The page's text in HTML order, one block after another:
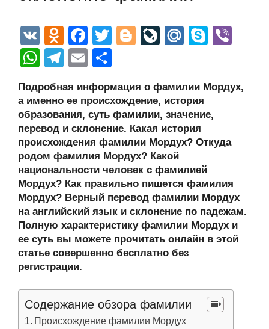
V
K
O
d
n
o
kl
a
ss
ni
ki
F
a
c
e
b
o
o
k
T
er
Bl
g
er
Li
J
o
ur
n
al
M
u
S
e
W
at
s
A
p
p
T
e
gr
a
m
E
ail р
а
в
и
ть
Подробная информация о фамилии Мордух,
а именно ее происхождение, история
образования, суть фамилии, значение,
перевод и склонение. Какая история
происхождения фамилии Мордух? Откуда
родом фамилия Мордух? Какой
национальности человек с фамилией
Мордух? Как правильно пишется фамилия
Мордух? Верный перевод фамилии Мордух
на английский язык и склонение по падежам.
Полную характеристику фамилии Мордух и
ее суть вы можете прочитать онлайн в этой
статье совершенно бесплатно без
регистрации.
Содержание обзора фамилии
Происхождение фамилии Мордух